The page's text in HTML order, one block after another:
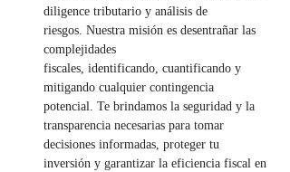
diligence tributario y análisis de
riesgos. Nuestra misión es desentrañar las
complejidades
fiscales, identificando, cuantificando y
mitigando cualquier contingencia
potencial. Te brindamos la seguridad y la
transparencia necesarias para tomar
decisiones informadas, proteger tu
inversión y garantizar la eficiencia fiscal en